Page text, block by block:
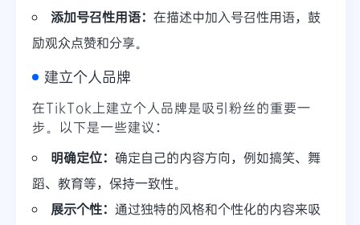
添加号召性用语： 在描述中加入号召性用语，鼓
励观众点赞和分享。
建立个人品牌
在TikTok上建立个人品牌是吸引粉丝的重要一
步。以下是一些建议：
明确定位： 确定自己的内容方向，例如搞笑、舞
蹈、教育等，保持一致性。
展示个性： 通过独特的风格和个性化的内容来吸